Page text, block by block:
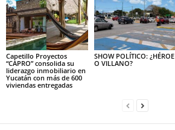
Capetillo Proyectos
“CAPRO” consolida su
liderazgo inmobiliario en
Yucatán con más de 600
viviendas entregadas
SHOW POLÍTICO: ¿HÉROE
O VILLANO?